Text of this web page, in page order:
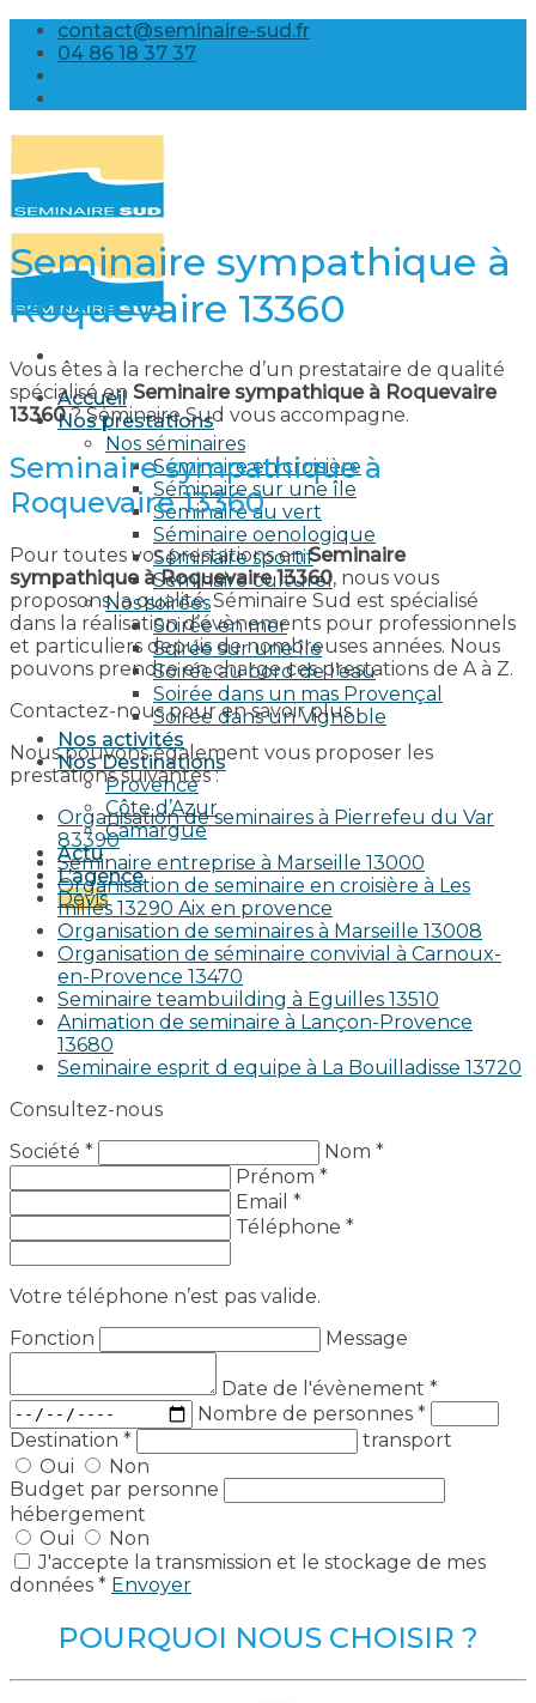
Skip
content
contact@seminaire-sud.fr
04 86 18 37 37
Accueil
Nos prestations
Nos séminaires
Séminaire en croisière
Séminaire sur une île
Séminaire au vert
Séminaire oenologique
Séminaire sportif
Séminaire culturel
Nos soirées
Soirée en mer
Soirée sur une île
Soirée au bord de l’eau
Soirée dans un mas Provençal
Soirée dans un Vignoble
Nos activités
Nos Destinations
Provence
Côte d’Azur
Camargue
Actu
L’agence
Devis
Seminaire sympathique à
Roquevaire 13360
Vous êtes à la recherche d’un prestataire de qualité
spécialisé en Seminaire sympathique à Roquevaire
13360? Séminaire Sud vous accompagne.
Seminaire sympathique à
Roquevaire 13360
Pour toutes vos prestations enSeminaire
sympathique à Roquevaire 13360, nous vous
proposons la qualité. Séminaire Sud est spécialisé
dans la réalisation d’évènements pour professionnels
et particuliers depuis de nombreuses années. Nous
pouvons prendre en charge ces prestations de A à Z.
Contactez-nous pour en savoir plus.
Nous pouvons également vous proposer les
prestations suivantes :
Organisation de seminaires à Pierrefeu du Var
83390
Seminaire entreprise à Marseille 13000
Organisation de seminaire en croisière à Les
milles 13290 Aix en provence​
Organisation de seminaires à Marseille 13008
Organisation de séminaire convivial à Carnoux-
en-Provence 13470
Seminaire teambuilding à Eguilles 13510
Animation de seminaire à Lançon-Provence
13680
Seminaire esprit d equipe à La Bouilladisse 13720
Consultez-nous
Société *
Nom *
Prénom *
Email *
Téléphone *
Votre téléphone n’est pas valide.
Fonction
Message
Date de l'évènement *
Nombre de personnes *
Destination *
transport
Oui
Non
Budget par personne
hébergement
Oui
Non
J'accepte la transmission et le stockage de mes
données * Envoyer
POURQUOI NOUS CHOISIR ?